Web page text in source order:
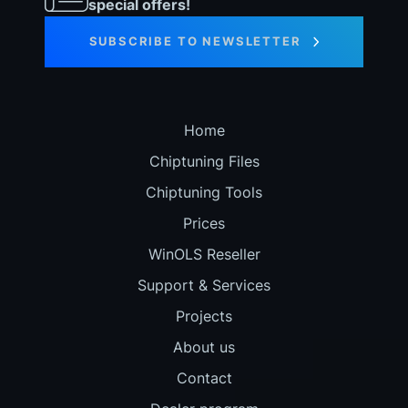
special offers!
SUBSCRIBE TO NEWSLETTER
Home
Chiptuning Files
Chiptuning Tools
Prices
WinOLS Reseller
Support & Services
Projects
About us
Contact